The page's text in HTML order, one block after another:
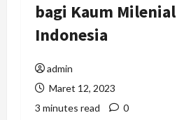
bagi Kaum Milenial
Indonesia
admin
Maret 12, 2023
3 minutes read
0